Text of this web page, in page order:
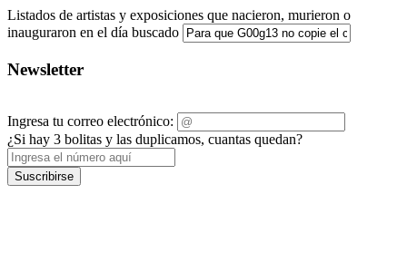
Listados de artistas y exposiciones que nacieron, murieron o
inauguraron en el día buscado
Newsletter
Ingresa tu correo electrónico:
¿Si hay 3 bolitas y las duplicamos, cuantas quedan?
Suscribirse